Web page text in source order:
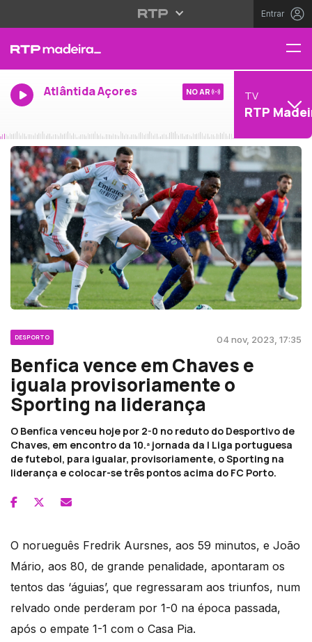
Entrar
Atlântida Açores NO AR TV
RTP
DESPORTO 04 nov, 2023, 17:35
Benfica vence em Chaves e
iguala provisoriamente o
Sporting na liderança
O Benfica venceu hoje por 2-0 no reduto do Desportivo de
Chaves, em encontro da 10.ª jornada da I Liga portuguesa
de futebol, para igualar, provisoriamente, o Sporting na
liderança e colocar-se três pontos acima do FC Porto.
O norueguês Fredrik Aursnes, aos 59 minutos, e João
Mário, aos 80, de grande penalidade, apontaram os
tentos das ‘águias’, que regressaram aos triunfos, num
relvado onde perderam por 1-0 na época passada,
após o empate 1-1 com o Casa Pia.